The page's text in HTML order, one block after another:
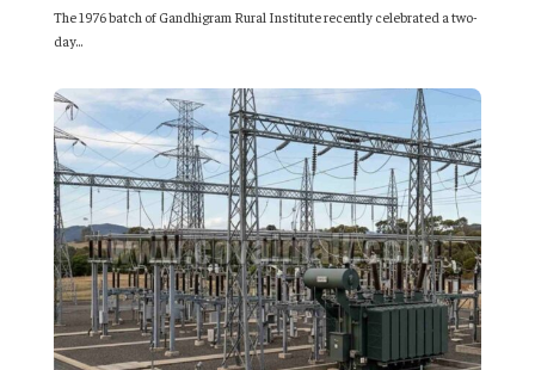
The 1976 batch of Gandhigram Rural Institute recently celebrated a two-
day...